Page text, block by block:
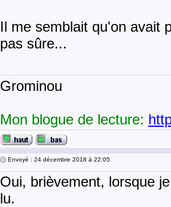
Il me semblait qu'on avait
pas sûre...
Grominou
Mon blogue de lecture:
Envoyé : 24 décembre 2018 à 22:05
Oui, brièvement, lorsque
lu.